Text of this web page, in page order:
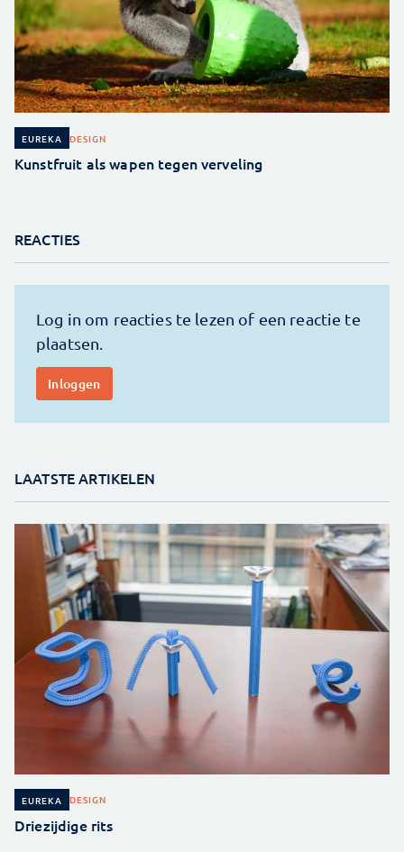
EUREKA DESIGN
Kunstfruit als wapen tegen verveling
REACTIES
LAATSTE ARTIKELEN
EUREKA DESIGN
Driezijdige rits